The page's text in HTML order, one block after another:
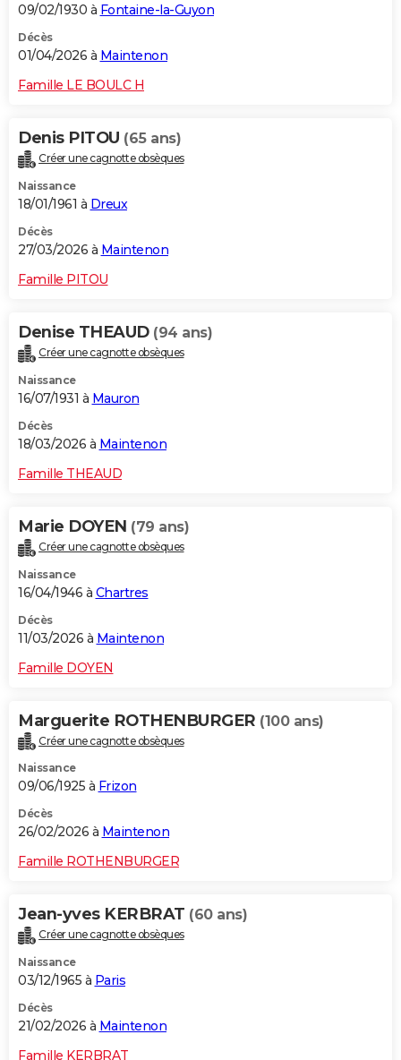
09/02/1930 à Fontaine-la-Guyon
Décès
01/04/2026 à Maintenon
Famille LE BOULC H
Denis PITOU (65 ans)
Créer une cagnotte obsèques
Naissance
18/01/1961 à Dreux
Décès
27/03/2026 à Maintenon
Famille PITOU
Denise THEAUD (94 ans)
Créer une cagnotte obsèques
Naissance
16/07/1931 à Mauron
Décès
18/03/2026 à Maintenon
Famille THEAUD
Marie DOYEN (79 ans)
Créer une cagnotte obsèques
Naissance
16/04/1946 à Chartres
Décès
11/03/2026 à Maintenon
Famille DOYEN
Marguerite ROTHENBURGER (100 ans)
Créer une cagnotte obsèques
Naissance
09/06/1925 à Frizon
Décès
26/02/2026 à Maintenon
Famille ROTHENBURGER
Jean-yves KERBRAT (60 ans)
Créer une cagnotte obsèques
Naissance
03/12/1965 à Paris
Décès
21/02/2026 à Maintenon
Famille KERBRAT